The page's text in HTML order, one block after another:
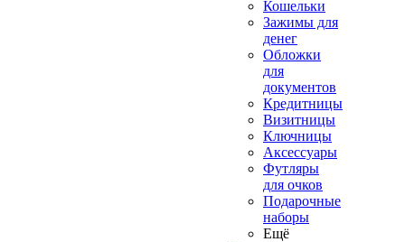
Кошельки
Зажимы для
денег
Обложки
для
документов
Кредитницы
Визитницы
Ключницы
Аксессуары
Футляры
для очков
Подарочные
наборы
Ещё